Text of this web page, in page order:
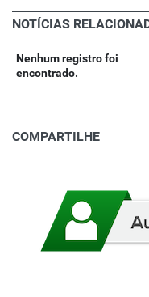
NOTÍCIAS
Nenhum registro foi
encontrado.
COMPARTILHE